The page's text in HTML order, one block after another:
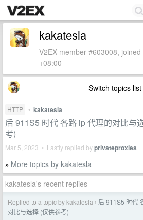
kakatesla
V2EX member #603008,
+08:00
Switch topics list
HTTP • kakatesla
后 911S5 时代 各路 ip 代理的对比与
考)
Mar 5, 2023 • Lastly replied byprivateproxies
» More topics by kakatesla
kakatesla's recent replies
Replied to a topic by kakatesla › 后 911S5 时代
对比与选择 (仅供参考)